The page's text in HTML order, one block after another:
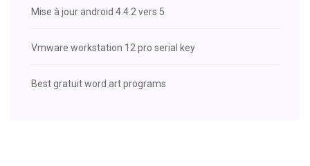
Mise à jour android 4.4.2 vers 5
Vmware workstation 12 pro serial key
Best gratuit word art programs